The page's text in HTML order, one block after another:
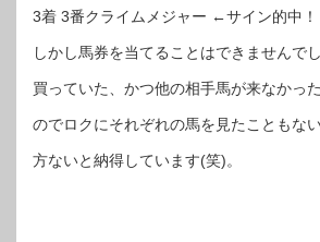
3着 3番クライムメジャー ←サイン的中！
しかし馬券を当てることはできませんで
買っていた、かつ他の相手馬が来なかっ
のでロクにそれぞれの馬を見たこともな
方ないと納得しています(笑)。